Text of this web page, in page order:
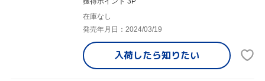
在庫なし
発売年月日：2024/03/19
入荷したら知りたい